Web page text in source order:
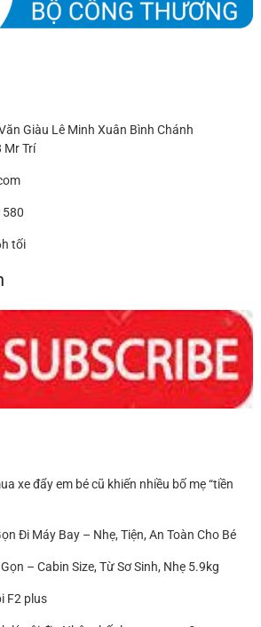
Giàu Lê Minh Xuân Bình Chánh
Trí
tối
xe đẩy em bé cũ khiến nhiều bố mẹ “tiền
Đi Máy Bay – Nhẹ, Tiện, An Toàn Cho Bé
– Cabin Size, Từ Sơ Sinh, Nhẹ 5.9kg
F2 plus